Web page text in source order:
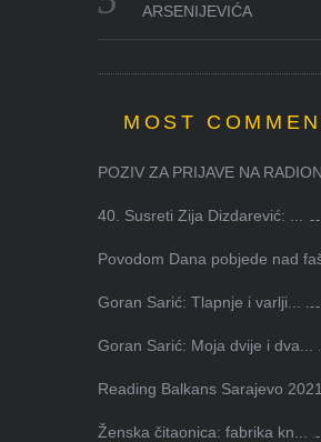
ARSENIJEVIĆA
MOST
POZIV ZA PRIJAVE NA
40. Susreti Zija Dizdarević: ...
Povodom Dana pobjede nad
Goran Sarić: Tlapnje i varlji...
Goran Sarić: Moja dvije i dva...
Reading Balkans Sarajevo
Ženska čitaonica: fabrika kn...